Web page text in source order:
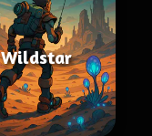
Wildstar